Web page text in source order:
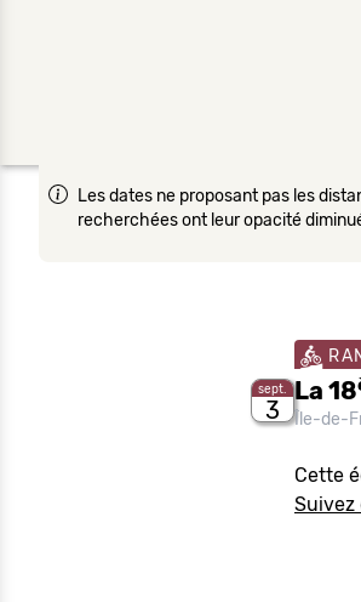
Les dates ne proposant pas les
recherchées ont leur opacité
sept.
3
La 18
Île-de-
Cette
Suivez